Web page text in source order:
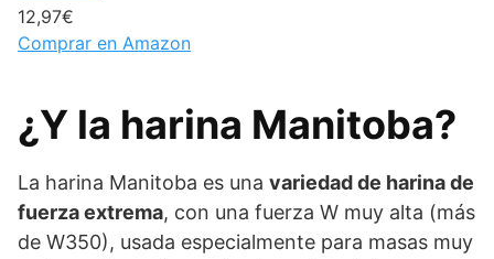
12,97€
Comprar en Amazon
¿Y la harina Manitoba?
La harina Manitoba es una variedad de harina de
fuerza extrema, con una fuerza W muy alta (más
de W350), usada especialmente para masas muy